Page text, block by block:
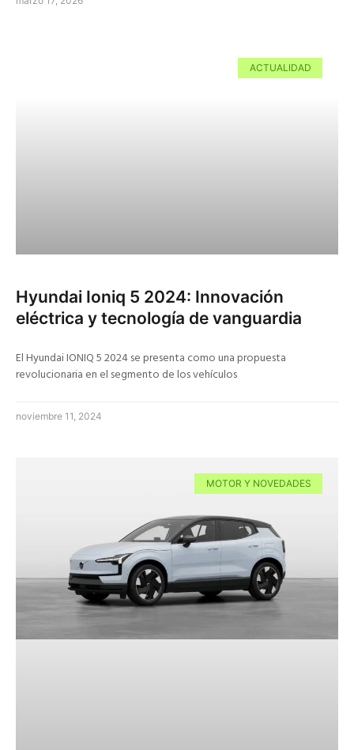
ACTUALIDAD
Hyundai Ioniq 5 2024: Innovación
eléctrica y tecnología de vanguardia
El Hyundai IONIQ 5 2024 se presenta como una propuesta
revolucionaria en el segmento de los vehículos
noviembre 11, 2024
MOTOR Y NOVEDADES